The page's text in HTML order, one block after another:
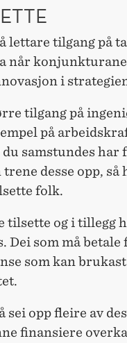
lettare tilgang på
når
i
tilgang på
på
samstundes har
desse opp,
folk.
tilsette og i tillegg
Dei som må
som kan
sei opp fleire av
finansiere